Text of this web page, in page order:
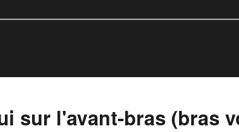
sur l'avant-bras (bras